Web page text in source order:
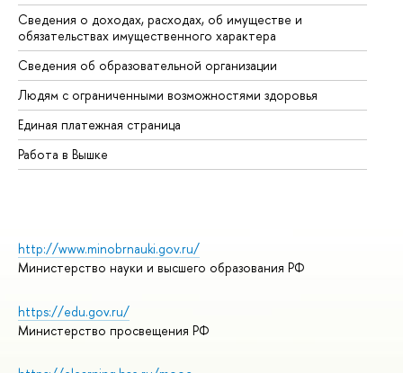
Сведения о доходах, расходах, об имуществе и
обязательствах имущественного характера
Сведения об образовательной организации
Людям с ограниченными возможностями здоровья
Единая платежная страница
Работа в Вышке
http://www.minobrnauki.gov.ru/
Министерство науки и высшего образования РФ
https://edu.gov.ru/
Министерство просвещения РФ